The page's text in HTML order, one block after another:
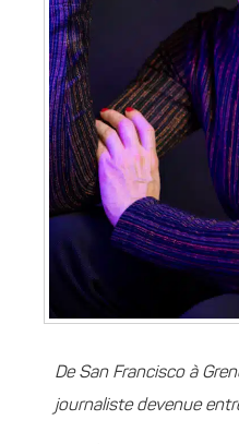
De San Francisco à
journaliste devenue